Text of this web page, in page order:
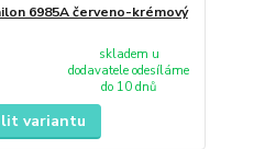
6985A červeno-krémový
skladem u
dodavatele odesíláme
do 10 dnů
variantu